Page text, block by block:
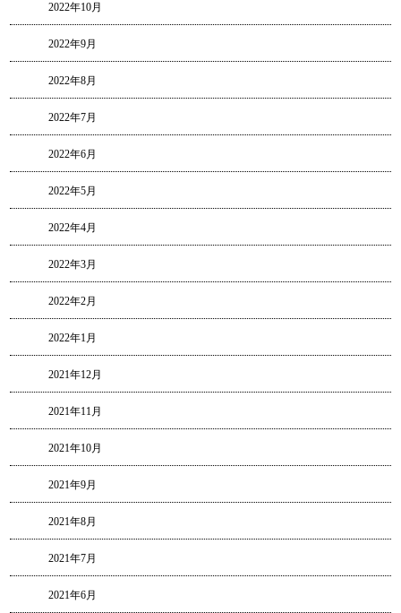
2022年10月
2022年9月
2022年8月
2022年7月
2022年6月
2022年5月
2022年4月
2022年3月
2022年2月
2022年1月
2021年12月
2021年11月
2021年10月
2021年9月
2021年8月
2021年7月
2021年6月